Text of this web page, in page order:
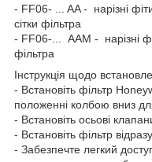
- FF06- ... AA - нарізні
сітки фільтра
- FF06-... AAM - нарізні
фільтра
Інструкція щодо
- Встановіть фільтр
положенні колбою вниз
- Встановіть осьові
- Встановіть фільтр
- Забезпечте легкий